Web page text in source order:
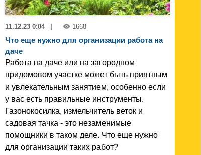
11.12.23 0:04 | 1668
Что еще нужно для организации работа на
даче
Работа на даче или на загородном
придомовом участке может быть приятным
и увлекательным занятием, особенно если
у вас есть правильные инструменты.
Газонокосилка, измельчитель веток и
садовая тачка - это незаменимые
помощники в таком деле. Что еще нужно
для организации таких работ?